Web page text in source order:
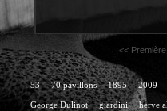
<<
53 70 pavillons 1895 2009
George Dulinot giardini herve